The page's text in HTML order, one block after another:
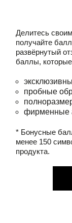
Делитесь
получайте
развёрнутый
баллы,
пробные
фирменные
* Бонусные
менее 150
продукта.